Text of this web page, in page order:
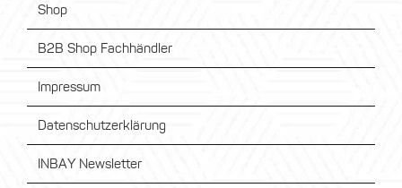
Shop
B2B Shop Fachhändler
Impressum
Datenschutzerklärung
INBAY Newsletter